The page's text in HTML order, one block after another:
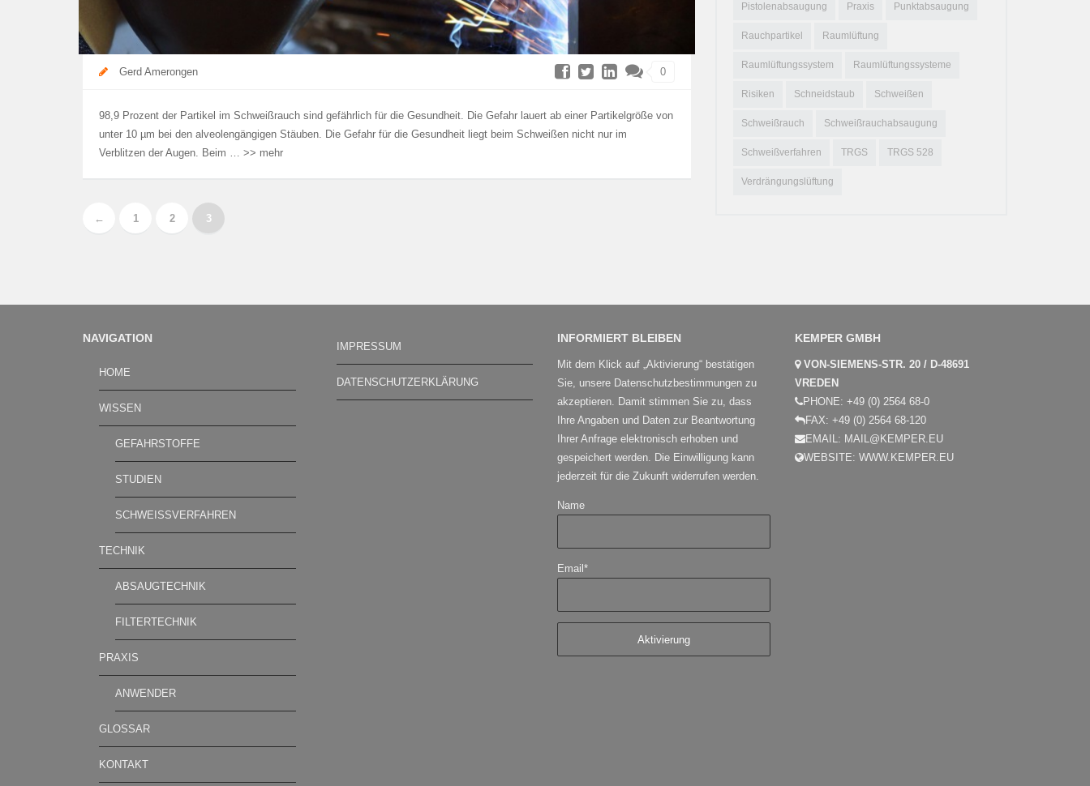
Gerd Amerongen 0
98,9 Prozent der Partikel im Schweißrauch sind gefährlich für die Gesundheit. Die Gefahr lauert ab einer Partikelgröße von
unter 10 µm bei den alveolengängigen Stäuben. Die Gefahr für die Gesundheit liegt beim Schweißen nicht nur im
Verblitzen der Augen. Beim … >> mehr
← 1 2 3
Pistolenabsaugung Praxis Punktabsaugung
Rauchpartikel Raumlüftung
Raumlüftungssystem Raumlüftungssysteme
Risiken Schneidstaub Schweißen
Schweißrauch Schweißrauchabsaugung
Schweißverfahren TRGS TRGS 528
Verdrängungslüftung
NAVIGATION
HOME
WISSEN
GEFAHRSTOFFE
STUDIEN
SCHWEISSVERFAHREN
TECHNIK
ABSAUGTECHNIK
FILTERTECHNIK
PRAXIS
ANWENDER
GLOSSAR
KONTAKT
IMPRESSUM
DATENSCHUTZERKLÄRUNG
INFORMIERT BLEIBEN
Mit dem Klick auf „Aktivierung“ bestätigen
Sie, unsere Datenschutzbestimmungen zu
akzeptieren. Damit stimmen Sie zu, dass
Ihre Angaben und Daten zur Beantwortung
Ihrer Anfrage elektronisch erhoben und
gespeichert werden. Die Einwilligung kann
jederzeit für die Zukunft widerrufen werden.
Name
Email*
KEMPER GMBH
VON-SIEMENS-STR. 20 / D-48691
VREDEN
PHONE: +49 (0) 2564 68-0
FAX: +49 (0) 2564 68-120
EMAIL: MAIL@KEMPER.EU
WEBSITE: WWW.KEMPER.EU